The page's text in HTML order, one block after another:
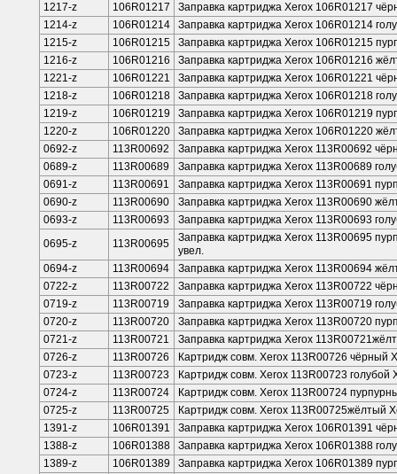
1217-z
106R01217
Заправка картриджа Xerox 106R01217
1214-z
106R01214
Заправка картриджа Xerox 106R01214
1215-z
106R01215
Заправка картриджа Xerox 106R01215
1216-z
106R01216
Заправка картриджа Xerox 106R01216
1221-z
106R01221
Заправка картриджа Xerox 106R01221
1218-z
106R01218
Заправка картриджа Xerox 106R01218
1219-z
106R01219
Заправка картриджа Xerox 106R01219
1220-z
106R01220
Заправка картриджа Xerox 106R01220
0692-z
113R00692
Заправка картриджа Xerox 113R00692
0689-z
113R00689
Заправка картриджа Xerox 113R00689
0691-z
113R00691
Заправка картриджа Xerox 113R00691
0690-z
113R00690
Заправка картриджа Xerox 113R00690
0693-z
113R00693
Заправка картриджа Xerox 113R00693
0695-z
113R00695
Заправка картриджа Xerox 113R00695
увел.
0694-z
113R00694
Заправка картриджа Xerox 113R00694
0722-z
113R00722
Заправка картриджа Xerox 113R00722
0719-z
113R00719
Заправка картриджа Xerox 113R00719
0720-z
113R00720
Заправка картриджа Xerox 113R00720
0721-z
113R00721
Заправка картриджа Xerox
0726-z
113R00726
Картридж совм. Xerox 113R00726 чёрный
0723-z
113R00723
Картридж совм. Xerox 113R00723 голубой
0724-z
113R00724
Картридж совм. Xerox 113R00724
0725-z
113R00725
Картридж совм. Xerox 113R00725жёлтый
1391-z
106R01391
Заправка картриджа Xerox 106R01391
1388-z
106R01388
Заправка картриджа Xerox 106R01388
1389-z
106R01389
Заправка картриджа Xerox 106R01389